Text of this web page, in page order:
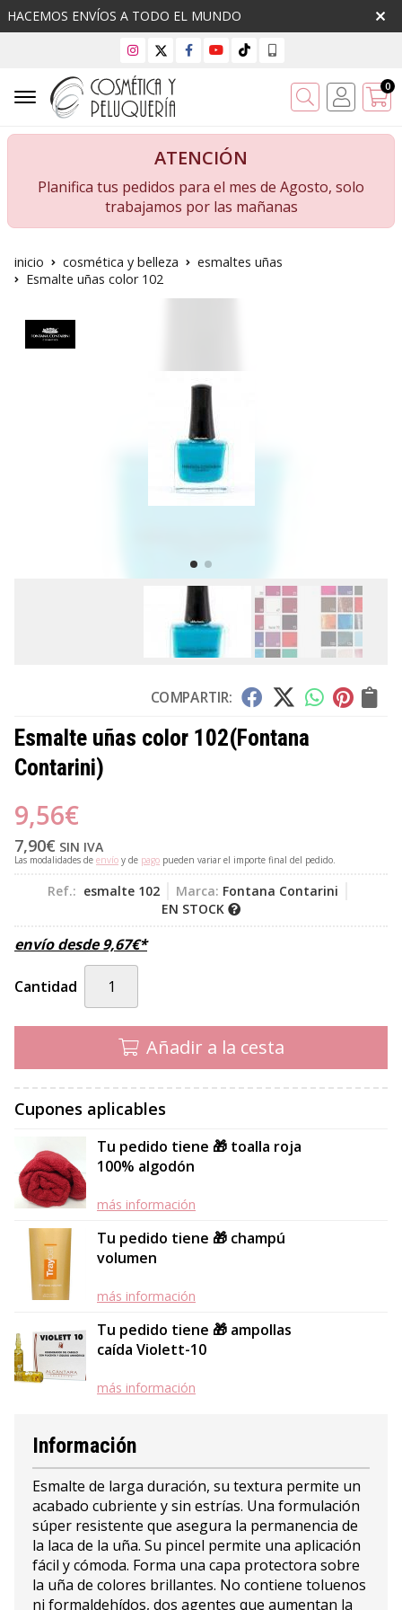
HACEMOS ENVÍOS A TODO EL MUNDO
Buscar 0
ATENCIÓN
Planifica tus pedidos para el mes de Agosto, solo
trabajamos por las mañanas
inicio cosmética y belleza
esmaltes uñas
Esmalte uñas color 102
COMPARTIR:
Esmalte uñas color 102(Fontana
Contarini)
9,56€
7,90€ SIN IVA
Las modalidades de envío y de pago pueden variar el importe final del pedido.
Ref.: esmalte 102 Marca: Fontana Contarini
EN STOCK
envío desde9,67€*
Cantidad
Añadir a la cesta
Cupones aplicables
Tu pedido tiene 🎁 toalla roja
100% algodón
más información
Tu pedido tiene 🎁 champú
volumen
más información
Tu pedido tiene 🎁 ampollas
caída Violett-10
más información
Información
Esmalte de larga duración, su textura permite un
acabado cubriente y sin estrías. Una formulación
súper resistente que asegura la permanencia de
la laca de la uña. Su pincel permite una aplicación
fácil y cómoda. Forma una capa protectora sobre
la uña de colores brillantes. No contiene toluenos
ni formaldehídos, dos agentes que aumentan la